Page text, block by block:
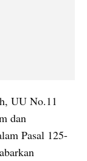
UU No.11
dan
Pasal 125-